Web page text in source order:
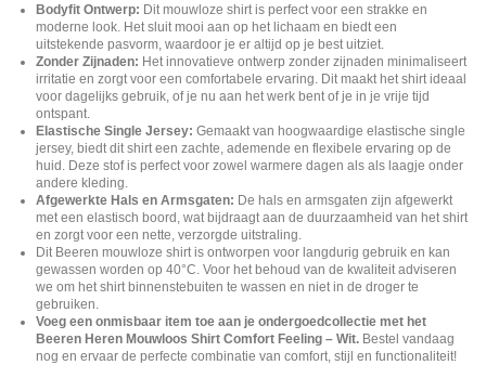
Bodyfit Ontwerp: Dit mouwloze shirt is perfect voor een strakke en
moderne look. Het sluit mooi aan op het lichaam en biedt een
uitstekende pasvorm, waardoor je er altijd op je best uitziet.
Zonder Zijnaden: Het innovatieve ontwerp zonder zijnaden minimaliseert
irritatie en zorgt voor een comfortabele ervaring. Dit maakt het shirt ideaal
voor dagelijks gebruik, of je nu aan het werk bent of je in je vrije tijd
ontspant.
Elastische Single Jersey: Gemaakt van hoogwaardige elastische single
jersey, biedt dit shirt een zachte, ademende en flexibele ervaring op de
huid. Deze stof is perfect voor zowel warmere dagen als als laagje onder
andere kleding.
Afgewerkte Hals en Armsgaten: De hals en armsgaten zijn afgewerkt
met een elastisch boord, wat bijdraagt aan de duurzaamheid van het shirt
en zorgt voor een nette, verzorgde uitstraling.
Dit Beeren mouwloze shirt is ontworpen voor langdurig gebruik en kan
gewassen worden op 40°C. Voor het behoud van de kwaliteit adviseren
we om het shirt binnenstebuiten te wassen en niet in de droger te
gebruiken.
Voeg een onmisbaar item toe aan je ondergoedcollectie met het
Beeren Heren Mouwloos Shirt Comfort Feeling – Wit. Bestel vandaag
nog en ervaar de perfecte combinatie van comfort, stijl en functionaliteit!